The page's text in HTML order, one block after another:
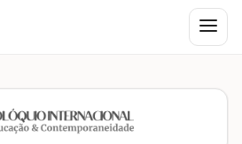
Abrir